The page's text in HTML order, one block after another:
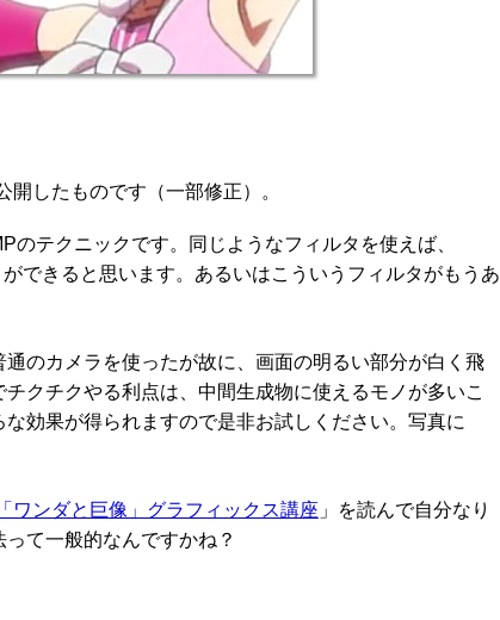
したものです（一部修正）。
テクニックです。同じようなフィルタを使えば、
できると思います。あるいはこういうフィルタがもうあ
のカメラを使ったが故に、画面の明るい部分が白く飛
クチクやる利点は、中間生成物に使えるモノが多いこ
効果が得られますので是非お試しください。写真に
ワンダと巨像」グラフィックス講座 」を読んで自分なり
て一般的なんですかね？